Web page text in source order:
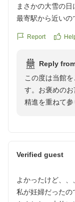
まさかの大雪の
最寄駅から近いの
接客は素晴らしい
ように感じました
温泉も湯の花沢
部屋のエアコン
食事は値段の割
Report
Reply
この度は当館
す。お褒めの
精進を重ねて参
Verified guest
よかったけど、、
私が妊婦だったの